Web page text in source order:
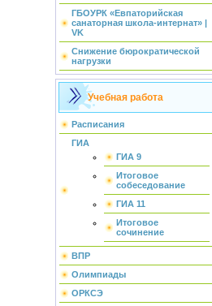
ГБОУРК «Евпаторийская
санаторная школа-интернат» |
VK
Снижение бюрократической
нагрузки
Учебная работа
Расписания
ГИА
ГИА 9
Итоговое
собеседование
ГИА 11
Итоговое
сочинение
ВПР
Олимпиады
ОРКСЭ